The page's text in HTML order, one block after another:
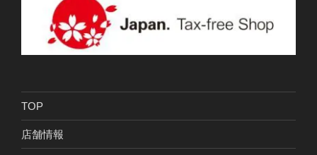
TOP
店舗情報